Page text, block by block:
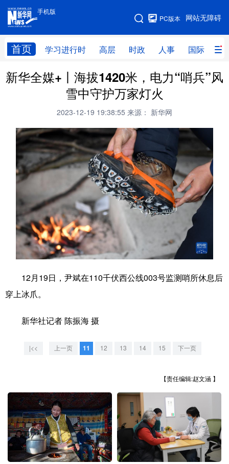
手机版
网站无障碍
PC版本
首页 学习进行时 高层 时政 人事 国际 财
手机版
网站地图
学习进行时 高层 时政 人事
财经 网评
科技 量子
文化 书画 健康 军事
视频 图片 政务
法律 中央文件 金融 汽车
食品 人居 数字经济
学术中国 乡村振兴 银龄 溯源中国
彩票
北京 天津 河北
辽宁 吉林 上海 江苏
浙江 安徽 福建 江西
山东 河南 湖北 湖南
新华全媒+丨海拔1420米，电力“哨兵”风
雪中守护万家灯火
2023-12-19 19:38:55 来源： 新华网
12月19日，尹斌在110千伏西公线003号监测哨所休息后
穿上冰爪。
新华社记者 陈振海 摄
|<< 上一页 11 12 13 14 15 下一页
【责任编辑:赵文涵 】